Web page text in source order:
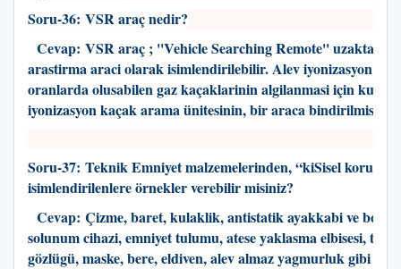
Soru-36: VSR araç nedir?
Cevap: VSR araç ; ''Vehicle Searching Remote'' uzaktan
arastirma araci olarak isimlendirilebilir. Alev iyonizasyon
oranlarda olusabilen gaz kaçaklarinin algilanmasi için
iyonizasyon kaçak arama ünitesinin, bir araca bindirilmis
Soru-37: Teknik Emniyet malzemelerinden, “kiSisel
isimlendirilenlere örnekler verebilir misiniz?
Cevap: Çizme, baret, kulaklik, antistatik ayakkabi ve
solunum cihazi, emniyet tulumu, atese yaklasma elbisesi, toz-
gözlügü, maske, bere, eldiven, alev almaz yagmurluk gibi